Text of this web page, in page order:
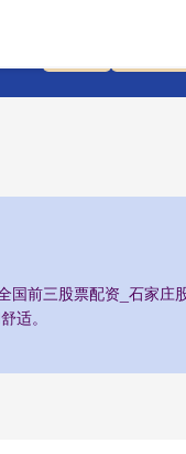
国前三股票配资_石家庄
适。